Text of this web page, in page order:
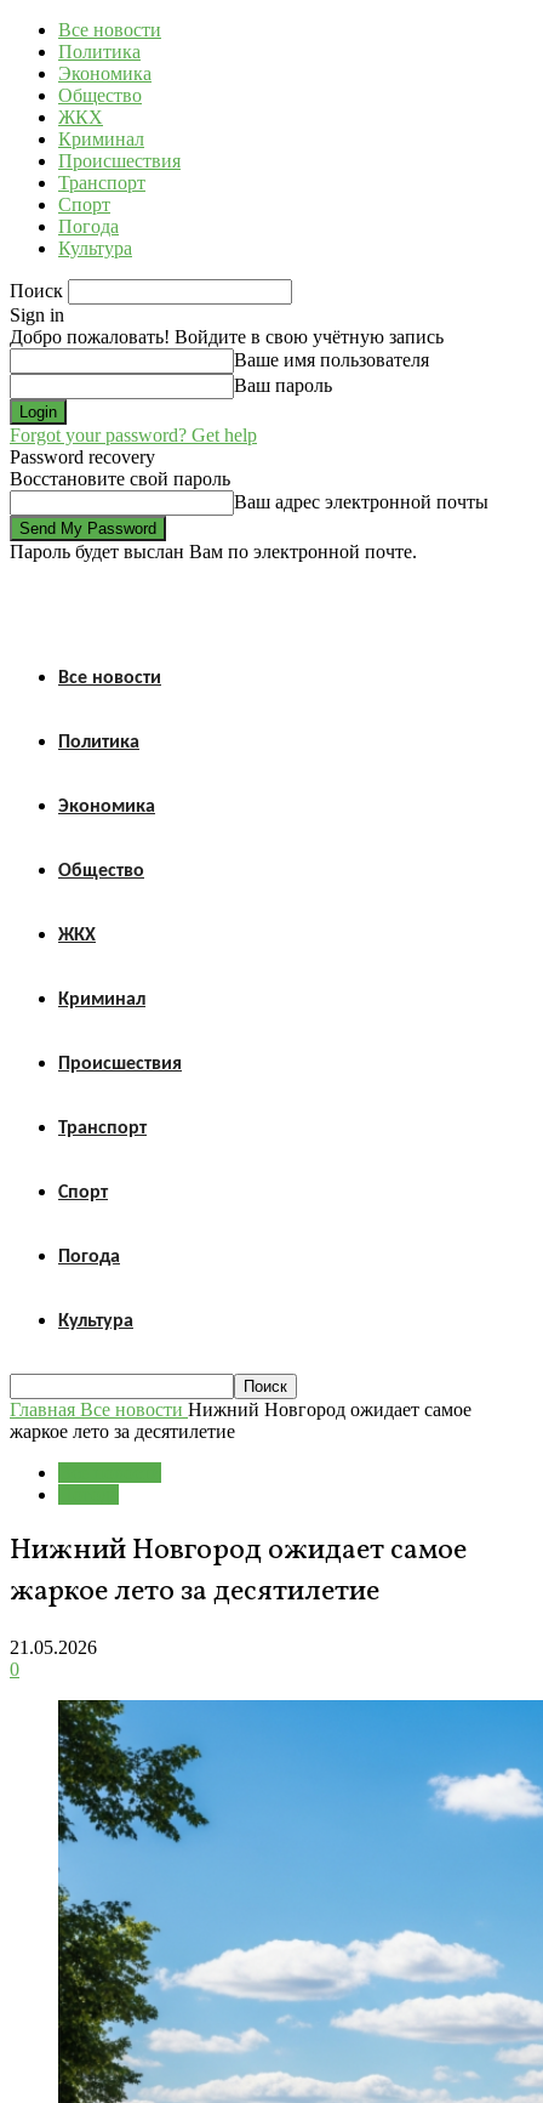
Все новости
Политика
Экономика
Общество
ЖКХ
Криминал
Происшествия
Транспорт
Спорт
Погода
Культура
Поиск
Sign in
Добро пожаловать! Войдите в свою учётную запись
Ваше имя пользователя
Ваш пароль
Forgot your password? Get help
Password recovery
Восстановите свой пароль
Ваш адрес электронной почты
Пароль будет выслан Вам по электронной почте.
Все новости
Политика
Экономика
Общество
ЖКХ
Криминал
Происшествия
Транспорт
Спорт
Погода
Культура
Главная Все новости Нижний Новгород ожидает самое
жаркое лето за десятилетие
Нижний Новгород ожидает самое
жаркое лето за десятилетие
21.05.2026
0